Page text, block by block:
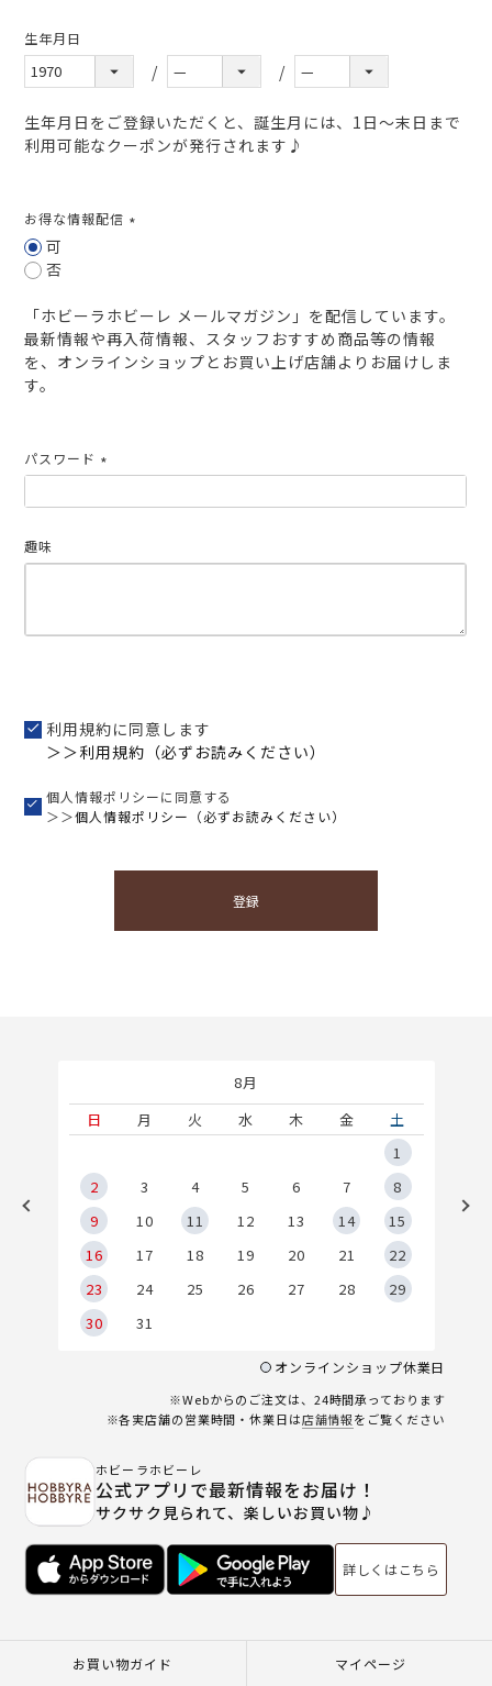
生年月日
生年月日をご登録いただくと、誕生月には、1日～末日まで
利用可能なクーポンが発行されます♪
お得な情報配信
可
否
「ホビーラホビーレ メールマガジン」を配信しています。
最新情報や再入荷情報、スタッフおすすめ商品等の情報
を、オンラインショップとお買い上げ店舗よりお届けしま
す。
パスワード
須)
趣味
利用規約に同意します
＞＞利用規約（必ずお読みください）
個人情報ポリシーに同意する
＞＞個人情報ポリシー（必ずお読みください）
登録
8月
日
月 火 水 木 金
土
1
2
3 4 5 6 7
8
9
10 11 12 13 14
15
16
17 18 19 20 21
22
23
24 25 26 27 28
29
30
31
オンラインショップ休業日
※Webからのご注文は、24時間承っております
※各実店舗の営業時間・休業日は店舗情報をご覧ください
ホビーラホビーレ
公式アプリで最新情報をお届け！
サクサク見られて、楽しいお買い物♪
詳しくはこちら
お買い物ガイド マイページ